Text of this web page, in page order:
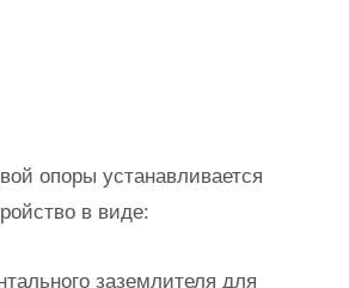
опоры устанавливается
в виде:
заземлителя для